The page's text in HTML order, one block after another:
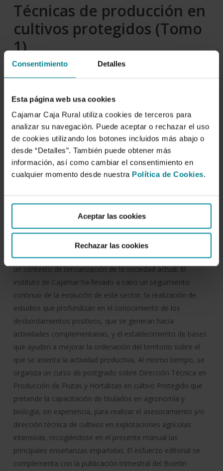
Consentimiento Detalles
Esta página web usa cookies
Cajamar Caja Rural utiliza cookies de terceros para
analizar su navegación. Puede aceptar o rechazar el uso
de cookies utilizando los botones incluidos más abajo o
desde “Detalles”. También puede obtener más
información, así como cambiar el consentimiento en
cualquier momento desde nuestra Política de Cookies.
Aceptar las cookies
Rechazar las cookies
Técnicas de producción en
cultivos protegidos (Tomo
1)
1 de diciembre de 2003
ISBN:
978-84-955311-7-9
Deposito:
La producción hortofrutícola de invernaderos es la principal
actividad económica en el sureste español, constituyéndose
en elemento claramente diferenciador de este territorio en
un contexto de terciarización de la sociedad actual. El
instituto de Cajamar ha llevado a cabo un seguimiento
continuo de la evolución de este sector, la realización de
estudios que profundizan en el conocimiento de los
desbordamientos positivos, que se generan hacia
actividades complementarias, y el establecimiento de bases
que ayuden a mejorar la ordenación del territorio sobre el
que se asienta la actividad productiva, Al mismo tiempo, se
organiza un curso de postgrado sobre Dirección Técnica en
Producción de Frutas y Hortalizas en cultivo Protegido que
pretende la capacitación de titulados en agronomía y
biología, sin experiencia, para realizar el asesoramiento y/o
dirección técnica de cultivos en explotaciones agrícolas
intensivas, recogiéndose en el presente manual las
principales enseñanzas impartidas. El esfuerzo editorial se
complementa con la publicación trimestral del Boletín